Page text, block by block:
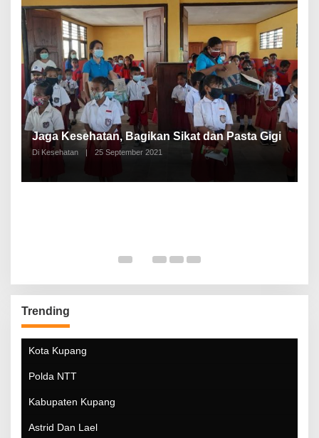
Jaga Kesehatan, Bagikan Sikat dan Pasta Gigi
Di Kesehatan | 25 September 2021
Trending
Kota Kupang
Polda NTT
Kabupaten Kupang
Astrid Dan Lael